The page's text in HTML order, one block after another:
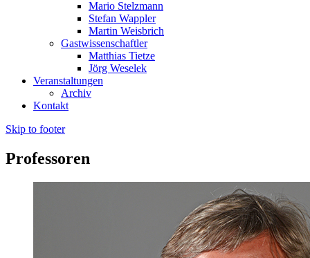
Mario Stelzmann
Stefan Wappler
Martin Weisbrich
Gastwissenschaftler
Matthias Tietze
Jörg Weselek
Veranstaltungen
Archiv
Kontakt
Skip to footer
Professoren